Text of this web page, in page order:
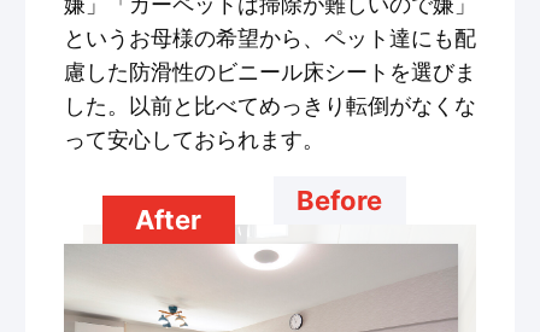
というお母様の希望から、ペット達にも配
慮した防滑性のビニール床シートを選びま
した。以前と比べてめっきり転倒がなくな
って安心しておられます。
Before
After